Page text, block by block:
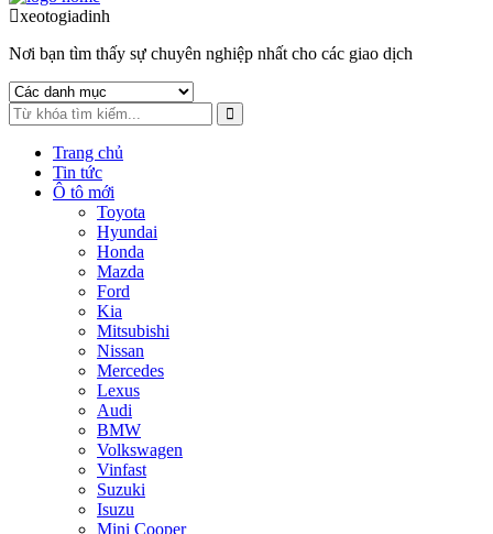
to
toxeotogiadinh
Nơi bạn tìm thấy sự chuyên nghiệp nhất cho các giao dịch
Trang chủ
Tin tức
Ô tô mới
Toyota
Hyundai
Honda
Mazda
Ford
Kia
Mitsubishi
Nissan
Mercedes
Lexus
Audi
BMW
Volkswagen
Vinfast
Suzuki
Isuzu
Mini Cooper